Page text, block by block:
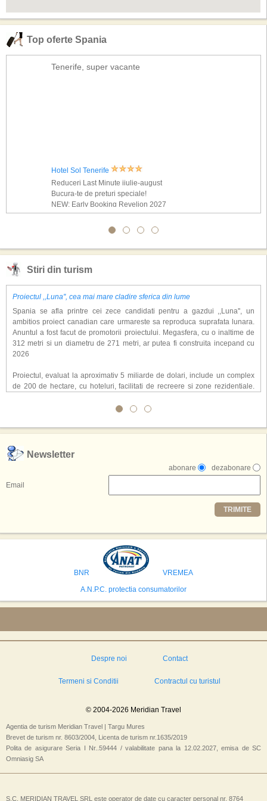
Chayofita Hill at 3.41Km away
Spa Vitanova at 1.16Km away
Tenerife Top Training at 3.00Km away
Golf Las Americas at 2.67Km away
Top oferte Spania
Tenerife, super vacante
Hotel Sol Tenerife
Reduceri Last Minute iiulie-august
Bucura-te de preturi speciale!
NEW: Early Booking Revelion 2027
Stiri din turism
Proiectul ,,Luna'', cea mai mare cladire sferica din lume
Spania se afla printre cei zece candidati pentru a gazdui ,,Luna'', un
ambitios proiect canadian care urmareste sa reproduca suprafata lunara.
Anuntul a fost facut de promotorii proiectului. Megasfera, cu o inaltime de
312 metri si un diametru de 271 metri, ar putea fi construita incepand cu
2026
Proiectul, evaluat la aproximativ 5 miliarde de dolari, include un complex
de 200 de hectare, cu hoteluri, facilitati de recreere si zone rezidentiale.
atragerea a pana la 10 milioane de turisti anual. �Luna� ar putea deveni
exclusiv simularea suprafetei lunare.
,,Credem ca exista sanse mari sa anuntam nu doar o locatie, ci poate mai
multe'', a declarat Michael R. Henderson, cofondator al Moon World
Resorts, citat de Gulf News. Potrivit acestuia, 2026 ar putea deveni un an
decisiv pentru reali zarea proiectului.
Printre celelalte tari care concureaza pentru a gazdui aceasta constructie
se numara Australia, Brazilia, China, Egipt, India, Polonia, Thailanda,
avea cele mai mari sanse de a castiga licitatia. Totusi, Spania, care se
preconizeaza ca va deveni a doua cea mai vizitata tara din lume in 2025,
isi bazeaza oferta pe infrastructura turistica solida si capacitatea hoteliera."
Newsletter
dezabonare
abonare
Email
TRIMITE
BNR
VREMEA
A.N.P.C. protectia consumatorilor
Despre noi Contact
Termeni si Conditii Contractul cu turistul
© 2004-2026 Meridian Travel
Agentia de turism Meridian Travel | Targu Mures
Brevet de turism nr. 8603/2004, Licenta de turism nr.1635/2019
Polita de asigurare Seria I Nr..59444 / valabilitate pana la 12.02.2027, emisa de SC
Omniasig SA
S.C. MERIDIAN TRAVEL SRL este operator de date cu caracter personal nr. 8764